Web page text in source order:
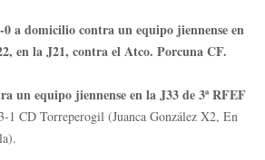
a domicilio contra un equipo jiennense en
en la J21, contra el Atco. Porcuna CF.
un equipo jiennense en la J33 de 3ª RFEF
1 CD Torreperogil (Juanca González X2, En